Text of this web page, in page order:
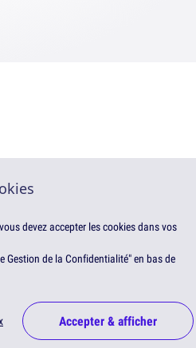
devez accepter les cookies dans vos
Gestion de la Confidentialité" en bas de
Accepter & afficher